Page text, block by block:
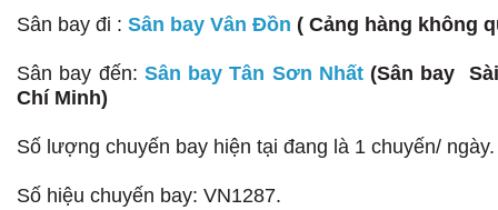
Sân bay đi : Sân bay Vân Đồn ( Cảng hàng không
Sân bay đến: Sân bay Tân Sơn Nhất(Sân bay
Chí Minh)
Số lượng chuyến bay hiện tại đang là 1 chuyến/ ngày.
Số hiệu chuyến bay: VN1287.